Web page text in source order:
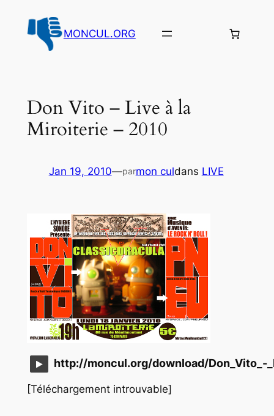
contenu
MONCUL.ORG
Don Vito – Live à la
Miroiterie – 2010
Jan 19, 2010—parmon culdans LIVE
http://moncul.org/download/Don_Vito_-
[Téléchargement introuvable]